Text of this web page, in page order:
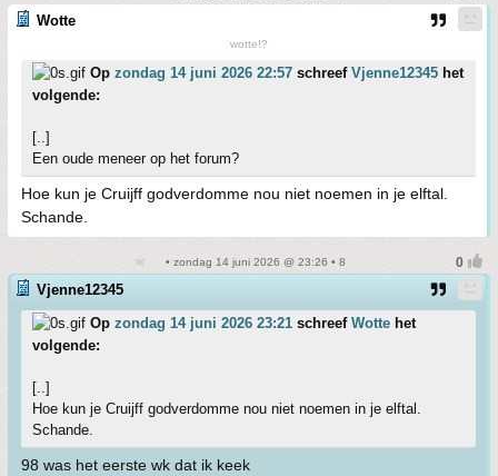
Wotte
wotte!?
Op zondag 14 juni 2026 22:57 schreef Vjenne12345 het
volgende:
[..]
Een oude meneer op het forum?
Hoe kun je Cruijff godverdomme nou niet noemen in je elftal.
Schande.
• zondag 14 juni 2026 @ 23:26 • 8
Vjenne12345
Op zondag 14 juni 2026 23:21 schreef Wotte het
volgende:
[..]
Hoe kun je Cruijff godverdomme nou niet noemen in je elftal.
Schande.
98 was het eerste wk dat ik keek